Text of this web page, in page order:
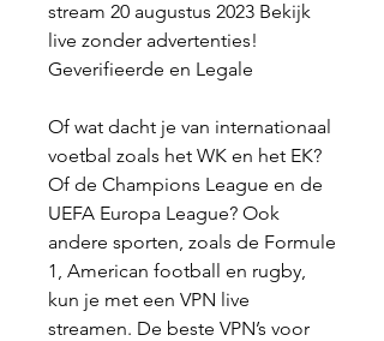
stream 20 augustus 2023 Bekijk
live zonder advertenties!
Geverifieerde en Legale
Of wat dacht je van internationaal
voetbal zoals het WK en het EK?
Of de Champions League en de
UEFA Europa League? Ook
andere sporten, zoals de Formule
1, American football en rugby,
kun je met een VPN live
streamen. De beste VPN’s voor